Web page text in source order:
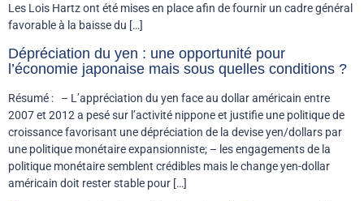
Les Lois Hartz ont été mises en place afin de fournir un cadre général
favorable à la baisse du […]
Dépréciation du yen : une opportunité pour
l’économie japonaise mais sous quelles conditions ?
Résumé : – L’appréciation du yen face au dollar américain entre
2007 et 2012 a pesé sur l’activité nippone et justifie une politique de
croissance favorisant une dépréciation de la devise yen/dollars par
une politique monétaire expansionniste; – les engagements de la
politique monétaire semblent crédibles mais le change yen-dollar
américain doit rester stable pour […]